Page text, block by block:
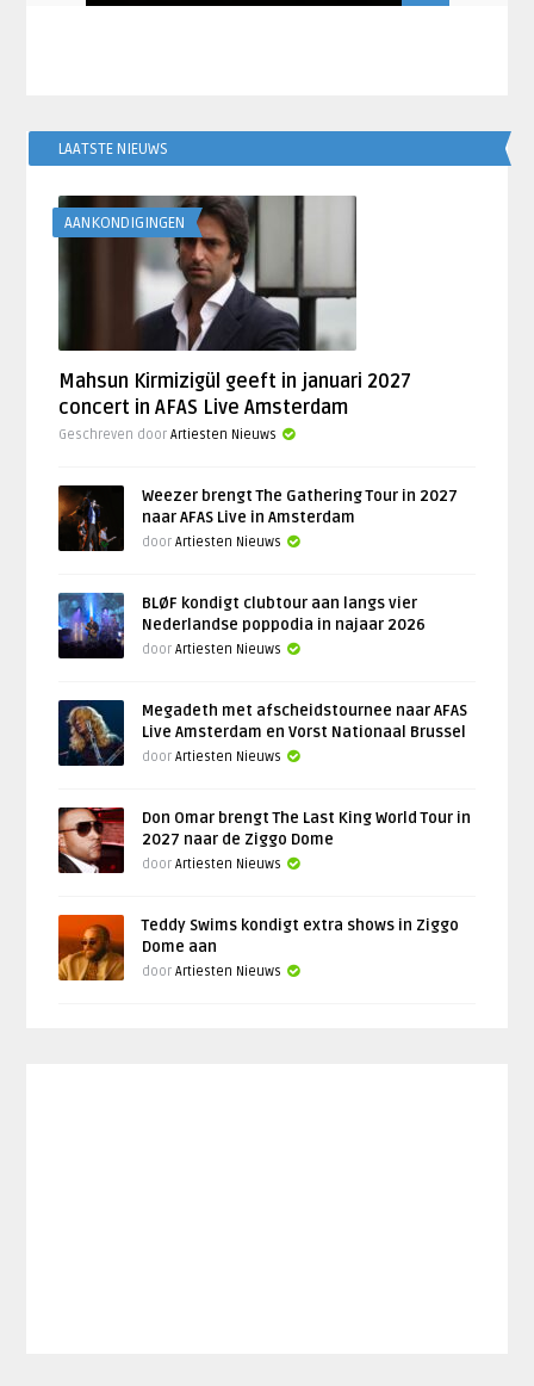
LAATSTE NIEUWS
AANKONDIGINGEN
Mahsun Kirmizigül geeft in januari 2027
concert in AFAS Live Amsterdam
Geschreven doorArtiesten Nieuws
Weezer brengt The Gathering Tour in 2027
naar AFAS Live in Amsterdam
doorArtiesten Nieuws
BLØF kondigt clubtour aan langs vier
Nederlandse poppodia in najaar 2026
doorArtiesten Nieuws
Megadeth met afscheidstournee naar AFAS
Live Amsterdam en Vorst Nationaal Brussel
doorArtiesten Nieuws
Don Omar brengt The Last King World Tour in
2027 naar de Ziggo Dome
doorArtiesten Nieuws
Teddy Swims kondigt extra shows in Ziggo
Dome aan
doorArtiesten Nieuws